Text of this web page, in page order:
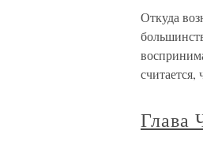
Откуда